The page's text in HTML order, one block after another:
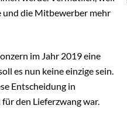
und die Mitbewerber mehr
im Jahr 2019 eine
es nun keine einzige sein.
Entscheidung in
den Lieferzwang war.